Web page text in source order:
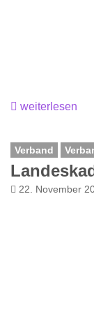
weiterlesen
Verband
22. November